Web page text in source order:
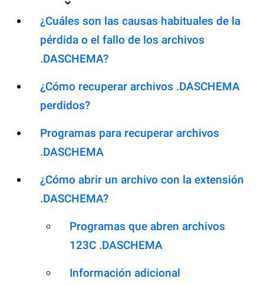
¿Cuáles son las causas habituales de la
pérdida o el fallo de los archivos
.DASCHEMA?
¿Cómo recuperar archivos .DASCHEMA
perdidos?
Programas para recuperar archivos
.DASCHEMA
¿Cómo abrir un archivo con la extensión
.DASCHEMA?
Programas que abren archivos
123C .DASCHEMA
Información adicional